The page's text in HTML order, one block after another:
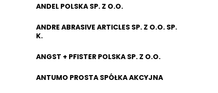
ANDEL POLSKA SP. Z O.O.
ANDRE ABRASIVE ARTICLES SP. Z O.O. SP.
K.
ANGST + PFISTER POLSKA SP. Z O.O.
ANTUMO PROSTA SPÓŁKA AKCYJNA